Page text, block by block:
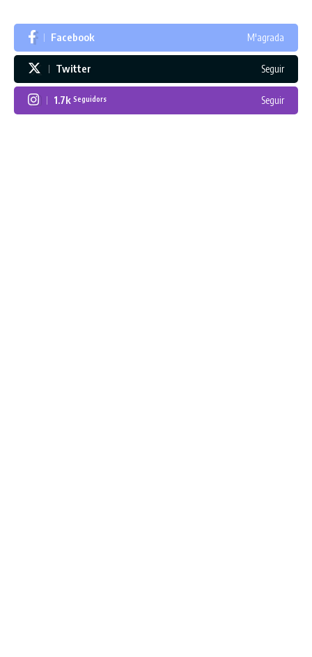
Facebook M'agrada
Twitter Seguir
1.7k Seguidors Seguir